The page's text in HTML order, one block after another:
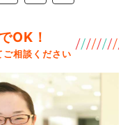
OK！
相談ください